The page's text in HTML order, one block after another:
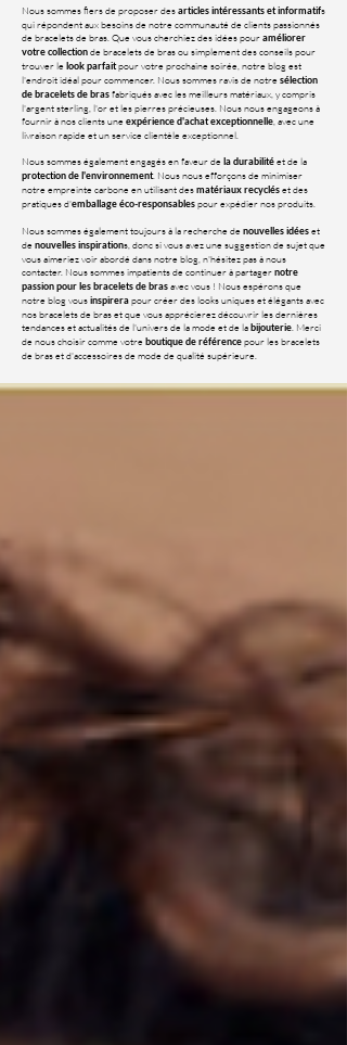
Nous sommes fiers de proposer desarticles intéressants et informatifs
qui répondent aux besoins de notre communauté de clients passionnés
de bracelets de bras. Que vous cherchiez des idées pouraméliorer
votre collectionde bracelets de bras ou simplement des conseils pour
trouver le look parfaitpour votre prochaine soirée, notre blog est
l'endroit idéal pour commencer. Nous sommes ravis de notresélection
de bracelets de brasfabriqués avec les meilleurs matériaux, y compris
l'argent sterling, l'or et les pierres précieuses. Nous nous engageons à
fournir à nos clients uneexpérience d'achat exceptionnelle, avec une
livraison rapide et un service clientèle exceptionnel.
Nous sommes également engagés en faveur de la durabilitéet de la
protection de l'environnement. Nous nous efforçons de minimiser
notre empreinte carbone en utilisant desmatériaux recycléset des
pratiques d'emballage éco-responsablespour expédier nos produits.
Nous sommes également toujours à la recherche denouvelles idéeset
denouvelles inspirations, donc si vous avez une suggestion de sujet que
vous aimeriez voir abordé dans notre blog, n'hésitez pas à nous
contacter. Nous sommes impatients de continuer à partagernotre
passion pour les bracelets de brasavec vous ! Nous espérons que
notre blog vousinspirerapour créer des looks uniques et élégants avec
nos bracelets de bras et que vous apprécierez découvrir les dernières
tendances et actualités de l'univers de la mode et de la bijouterie. Merci
de nous choisir comme votre boutique de référencepour les bracelets
de bras et d'accessoires de mode de qualité supérieure.